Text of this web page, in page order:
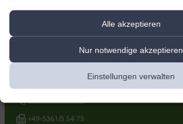
Alle akzeptieren
Nur notwendige akzeptieren
Einstellungen verwalten
Kontakt
Bären-Apotheke
+49-5361/5 54 73